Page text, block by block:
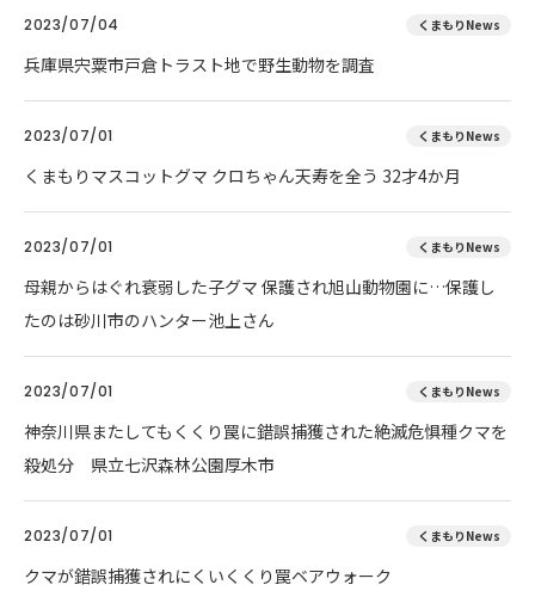
2023/07/04 くまもりNews
兵庫県宍粟市戸倉トラスト地で野生動物を調査
2023/07/01 くまもりNews
くまもりマスコットグマ クロちゃん天寿を全う 32才4か月
2023/07/01 くまもりNews
母親からはぐれ衰弱した子グマ 保護され旭山動物園に…保護し
たのは砂川市のハンター池上さん
2023/07/01 くまもりNews
神奈川県またしてもくくり罠に錯誤捕獲された絶滅危惧種クマを
殺処分 県立七沢森林公園厚木市
2023/07/01 くまもりNews
クマが錯誤捕獲されにくいくくり罠ベアウォーク